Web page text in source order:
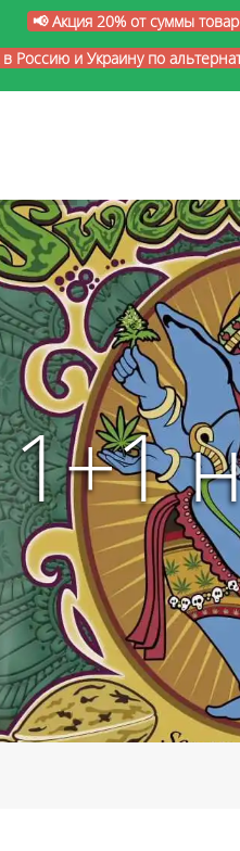
📢 Акция 20% от суммы
в Россию и Украину по